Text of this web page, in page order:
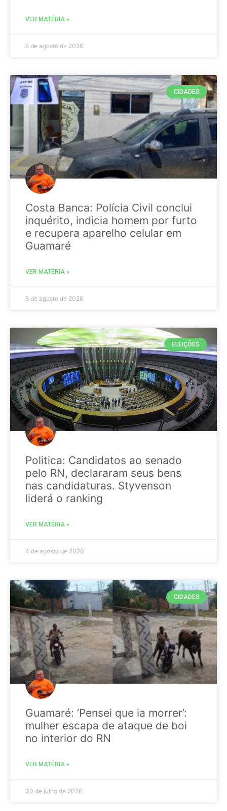
VER MATÉRIA »
5 de agosto de 2026
CIDADES
Costa Banca: Polícia Civil conclui
inquérito, indicia homem por furto
e recupera aparelho celular em
Guamaré
VER MATÉRIA »
5 de agosto de 2026
ELEIÇÕES
Politica: Candidatos ao senado
pelo RN, declararam seus bens
nas candidaturas. Styvenson
liderá o ranking
VER MATÉRIA »
4 de agosto de 2026
CIDADES
Guamaré: ‘Pensei que ia morrer’:
mulher escapa de ataque de boi
no interior do RN
VER MATÉRIA »
30 de julho de 2026